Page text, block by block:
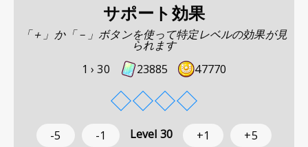
サポート効果
「＋」か「－」ボタンを使って特定レベルの効果が見
られます
1 ›30 23885 47770
◇◇◇◇
-5 -1 Level 30 +1 +5